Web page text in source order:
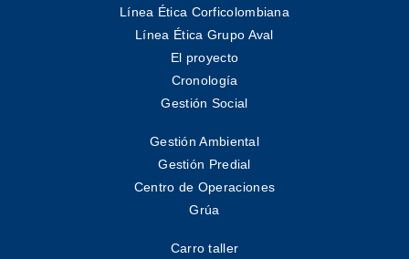
Línea Ética Corficolombiana
Línea Ética Grupo Aval
El proyecto
Cronología
Gestión Social
Gestión Ambiental
Gestión Predial
Centro de Operaciones
Grúa
Carro taller